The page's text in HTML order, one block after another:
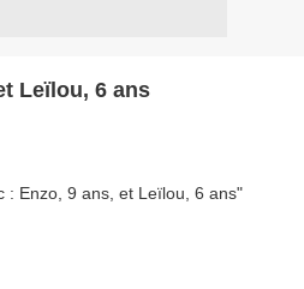
Leïlou, 6 ans